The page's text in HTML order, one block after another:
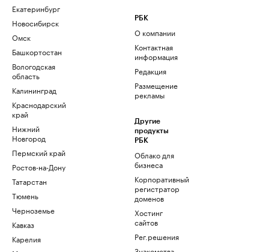
Екатеринбург
Новосибирск
Омск
Башкортостан
Вологодская
область
Калининград
Краснодарский
край
Нижний
Новгород
Пермский край
Ростов-на-Дону
Татарстан
Тюмень
Черноземье
Кавказ
Карелия
РБК
О компании
Контактная
информация
Редакция
Размещение
рекламы
Другие
продукты
РБК
Облако для
бизнеса
Корпоративный
регистратор
доменов
Хостинг
сайтов
Рег.решения